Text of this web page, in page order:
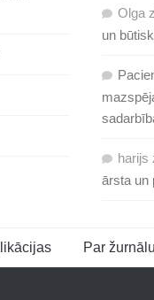
Olga
un
harijs
ārsta un
Par žurnālu